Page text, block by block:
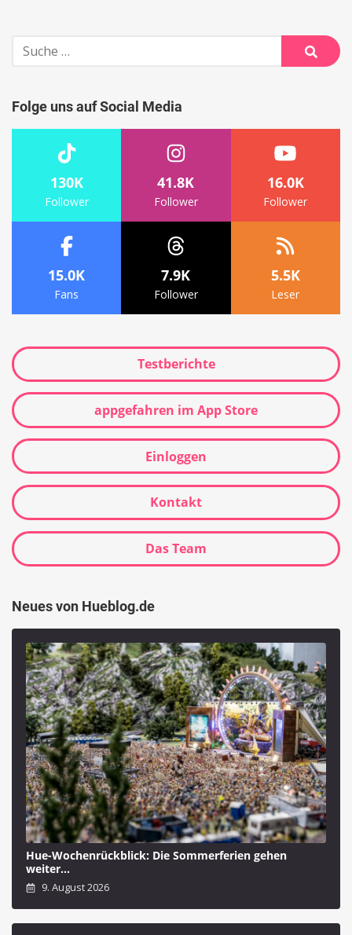
Suche
nach:
Suche
Folge uns auf Social Media
130K
Follower
41.8K
Follower
16.0K
Follower
15.0K
Fans
7.9K
Follower
5.5K
Leser
Testberichte
appgefahren im App Store
Einloggen
Kontakt
Das Team
Neues von Hueblog.de
Hue-Wochenrückblick: Die Sommerferien gehen
weiter…
9. August 2026